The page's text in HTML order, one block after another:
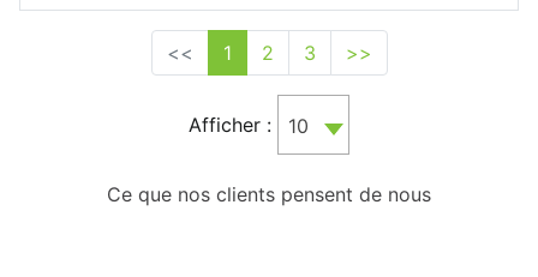
<< 1 2 3 >>
Afficher : 10
Ce que nos clients pensent de nous